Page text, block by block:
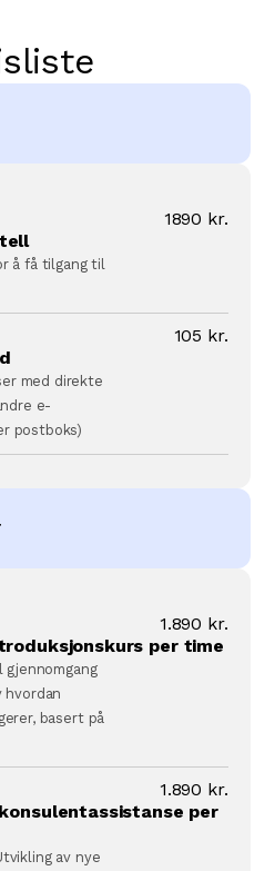
1890 kr.
å få tilgang til
105 kr.
med direkte
e-
postboks)
per time
1.890 kr.
gjennomgang
hvordan
basert på
per
1.890 kr.
av nye